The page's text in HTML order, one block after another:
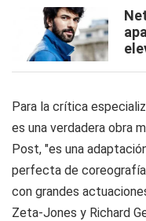
Para la crítica
es una verdadera obra
Post, "es una
perfecta de
con grandes
Zeta-Jones y Richard